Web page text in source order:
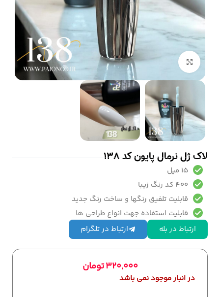
بزرگنمایی تصویر
لاک ژل نرمال پایون کد 138
15 میل
400 کد رنگ زیبا
قابلیت تلفیق رنگها و ساخت رنگ جدید
قابلیت استفاده جهت انواع طراحی ها
ارتباط در بله
ارتباط در تلگرام
320,000تومان
در انبار موجود نمی باشد